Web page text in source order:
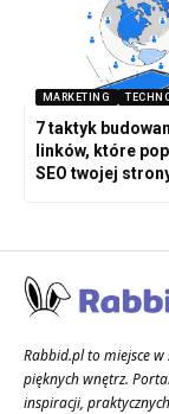
MARKETING
7 taktyk
linków, które
SEO twojej
Rabbid.pl to miejsce w
pięknych wnętrz.
inspiracji,